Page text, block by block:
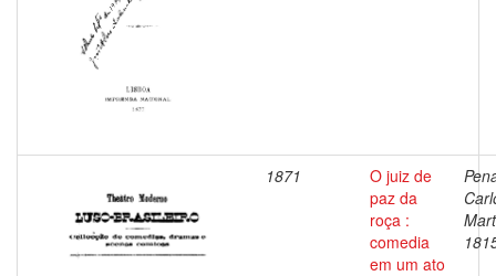
1871
O juiz de
paz da
roça :
comedia
em um ato